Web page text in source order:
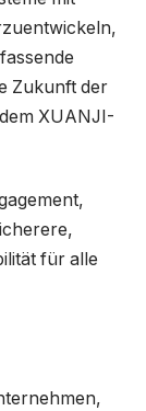
Zukunft der
XUANJI-
für alle